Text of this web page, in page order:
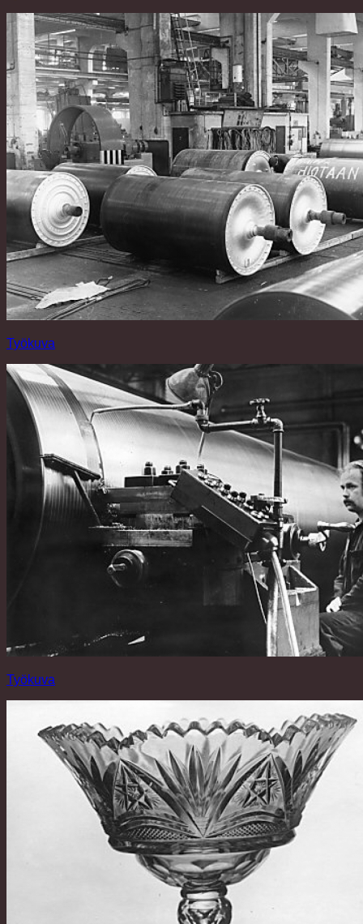
Työkuva
Työkuva